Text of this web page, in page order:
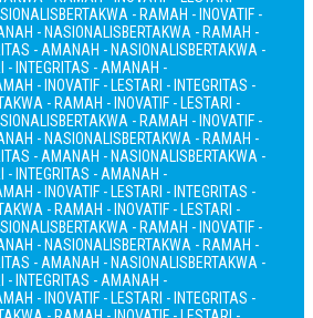
BERTAKWA - RAMAH - INOVATIF -
- NASIONALISBERTAKWA - RAMAH -
- AMANAH - NASIONALISBERTAKWA -
- INTEGRITAS - AMANAH -
- INOVATIF - LESTARI - INTEGRITAS -
- RAMAH - INOVATIF - LESTARI -
BERTAKWA - RAMAH - INOVATIF -
- NASIONALISBERTAKWA - RAMAH -
- AMANAH - NASIONALISBERTAKWA -
- INTEGRITAS - AMANAH -
- INOVATIF - LESTARI - INTEGRITAS -
- RAMAH - INOVATIF - LESTARI -
BERTAKWA - RAMAH - INOVATIF -
- NASIONALISBERTAKWA - RAMAH -
- AMANAH - NASIONALISBERTAKWA -
- INTEGRITAS - AMANAH -
- INOVATIF - LESTARI - INTEGRITAS -